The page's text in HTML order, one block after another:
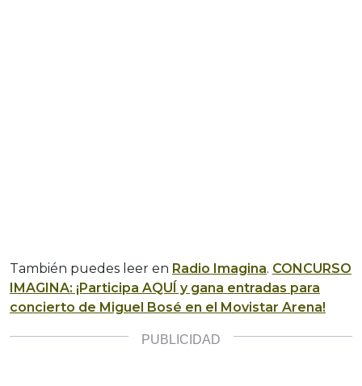
También puedes leer en Radio Imagina. CONCURSO
IMAGINA: ¡Participa AQUÍ y gana entradas para
concierto de Miguel Bosé en el Movistar Arena!